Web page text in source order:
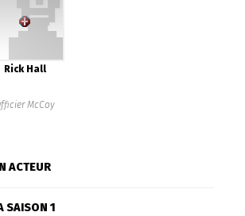
Rick Hall
McCoy
ACTEUR
SAISON 1